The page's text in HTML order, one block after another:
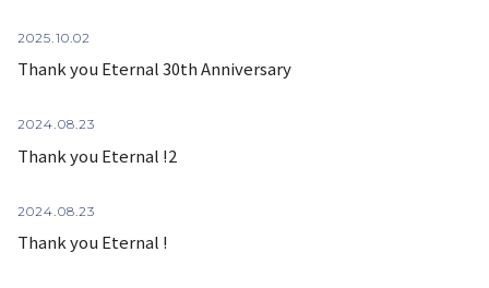
2025. 10.02
Thank you Eternal 30th Anniversary
2024.08.23
Thank you Eternal !2
2024. 08.23
Thank you Eternal !